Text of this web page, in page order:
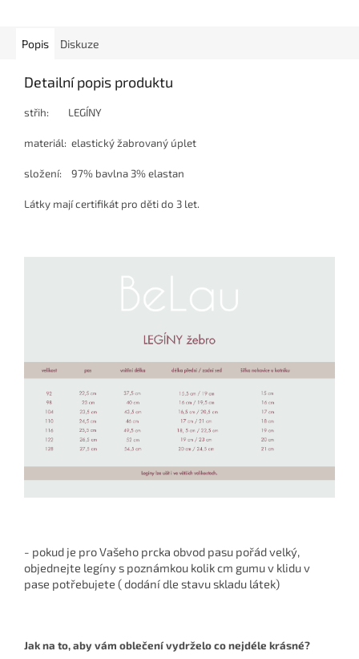
Popis Diskuze
Detailní popis produktu
střih: LEGÍNY
materiál: elastický žabrovaný úplet
složení: 97% bavlna 3% elastan
Látky mají certifikát pro děti do 3 let.
- pokud je pro Vašeho prcka obvod pasu pořád velký,
objednejte legíny s poznámkou kolik cm gumu v klidu v
pase potřebujete ( dodání dle stavu skladu látek)
Jak na to, aby vám oblečení vydrželo co nejdéle krásné?